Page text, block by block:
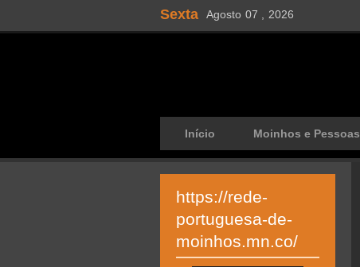
Sexta Agosto 07 , 2026
Início Moinhos e Pessoas
https://rede-
portuguesa-de-
moinhos.mn.co/